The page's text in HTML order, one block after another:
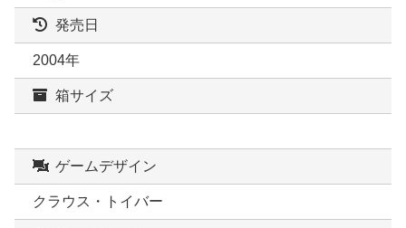
発売日
2004年
箱サイズ
ゲームデザイン
クラウス・トイバー